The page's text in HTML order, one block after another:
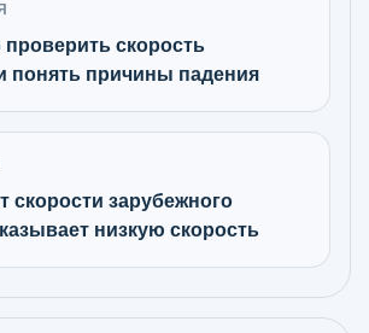
проверить скорость
понять причины падения
скорости зарубежного
низкую скорость